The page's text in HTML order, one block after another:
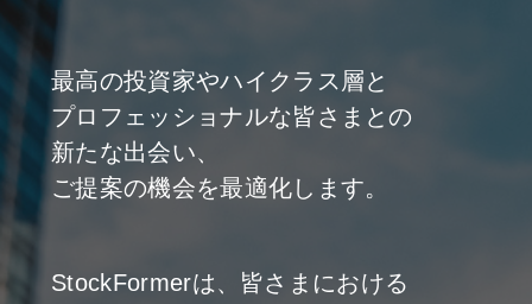
最高の投資家やハイクラス層と
プロフェッショナルな皆さまとの
新たな出会い、
ご提案の機会を最適化します。
StockFormerは、皆さまにおける